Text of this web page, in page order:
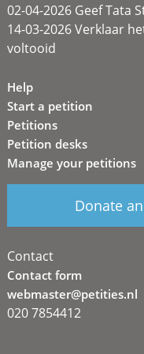
02-04-2026 Geef Tata
14-03-2026 Verklaar
voltooid
Help
Start a petition
Petitions
Petition desks
Manage your petitions
Donate
Contact
Contact form
webmaster@petities.nl
020 7854412